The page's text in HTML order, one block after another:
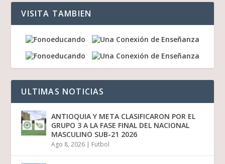
VISITA TAMBIEN
ULTIMAS NOTICIAS
ANTIOQUIA Y META CLASIFICARON POR EL
GRUPO 3 A LA FASE FINAL DEL NACIONAL
MASCULINO SUB-21 2026
Ago 8, 2026 | Futbol